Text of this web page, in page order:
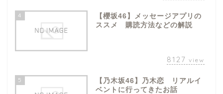
4
【櫻坂46】メッセージアプリの
ススメ 購読方法などの解説
8127 view
5
【乃木坂46】乃木恋 リアルイ
ベントに行ってきたお話